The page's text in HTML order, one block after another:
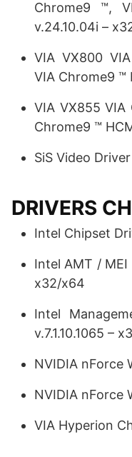
Chrome9 ™,
v.24.10.04i –
VIA VX800
VIA Chrome9 ™
VIA VX855 VIA
Chrome9 ™
SiS Video
DRIVERS
Intel Chipset
Intel AMT / MEI
x32/x64
Intel
v.7.1.10.1065 –
NVIDIA nForce
NVIDIA nForce
VIA Hyperion